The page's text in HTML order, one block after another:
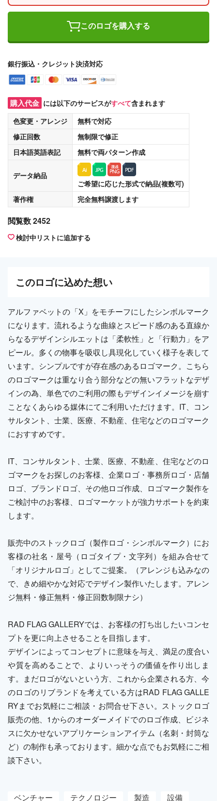
このロゴを購入する
銀行振込・クレジット決済対応
購入代金 には以下のサービスがすべて含まれます
色変更・アレンジ
無料で対応
修正回数
無制限で修正
日本語英語表記
無料で両パターン作成
データ納品
ご希望に応じた形式で納品(複数可)
著作権
完全無料譲渡します
閲覧数 2452
検討中リストに追加する
このロゴに込めた想い
アルファベットの「X」をモチーフにしたシンボルマーク
になります。流れるような曲線とスピード感のある直線か
らなるデザインシルエットは「柔軟性」と「行動力」をア
ピール。多くの物事を吸収し具現化していく様子を表して
います。シンプルですが存在感のあるロゴマーク。こちら
のロゴマークは重なり合う部分などの無いフラットなデザ
インの為、単色でのご利用の際もデザインイメージを崩す
ことなくあらゆる媒体にてご利用いただけます。IT、コン
サルタント、士業、医療、不動産、住宅などのロゴマーク
におすすめです。
IT、コンサルタント、士業、医療、不動産、住宅などのロ
ゴマークをお探しのお客様、企業ロゴ・事務所ロゴ・店舗
ロゴ、ブランドロゴ、その他ロゴ作成、ロゴマーク製作を
ご検討中のお客様、ロゴマーケットが強力サポートを約束
します。
販売中のストックロゴ（製作ロゴ・シンボルマーク）にお
客様の社名・屋号（ロゴタイプ・文字列）を組み合せて
「オリジナルロゴ」としてご提案。（アレンジも込みなの
で、きめ細やかな対応でデザイン製作いたします。アレン
ジ無料・修正無料・修正回数制限ナシ）
RAD FLAG GALLERYでは、お客様の打ち出したいコンセ
プトを更に向上させることを目指します。
デザインによってコンセプトに意味を与え、満足の度合い
や質を高めることで、よりいっそうの価値を作り出しま
す。まだロゴがないという方、これから企業される方、今
のロゴのリブランドを考えている方はRAD FLAG GALLE
RYまでお気軽にご相談・お問合せ下さい。ストックロゴ
販売の他、1からのオーダーメイドでのロゴ作成、ビジネ
スに欠かせないアプリケーションアイテム（名刺・封筒な
ど）の制作も承っております。細かな点でもお気軽にご相
談下さい。
ベンチャー テクノロジー 製造 設備